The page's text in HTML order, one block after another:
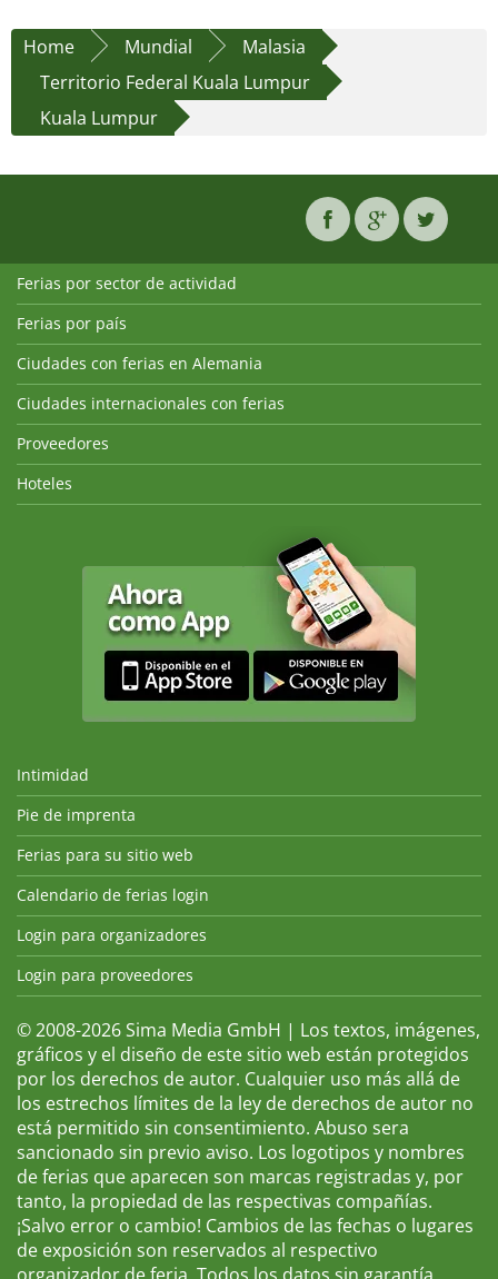
Home Mundial
Malasia
Territorio Federal Kuala Lumpur
Kuala Lumpur
Ferias por sector de actividad
Ferias por país
Ciudades con ferias en Alemania
Ciudades internacionales con ferias
Proveedores
Hoteles
Intimidad
Pie de imprenta
Ferias para su sitio web
Calendario de ferias login
Login para organizadores
Login para proveedores
© 2008-2026 Sima Media GmbH | Los textos, imágenes,
gráficos y el diseño de este sitio web están protegidos
por los derechos de autor. Cualquier uso más allá de
los estrechos límites de la ley de derechos de autor no
está permitido sin consentimiento. Abuso sera
sancionado sin previo aviso. Los logotipos y nombres
de ferias que aparecen son marcas registradas y, por
tanto, la propiedad de las respectivas compañías.
¡Salvo error o cambio! Cambios de las fechas o lugares
de exposición son reservados al respectivo